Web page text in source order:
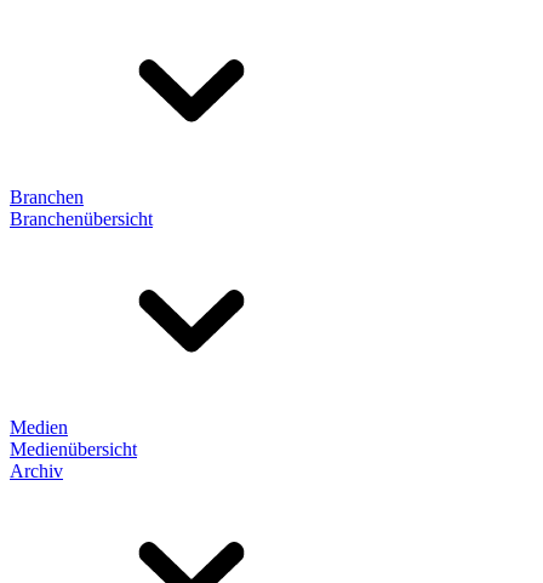
Branchen
Branchenübersicht
Medien
Medienübersicht
Archiv